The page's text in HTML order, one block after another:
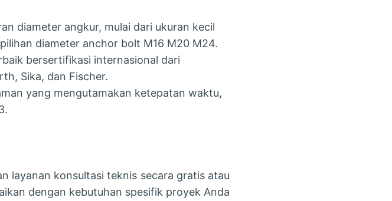
diameter angkur, mulai dari ukuran kecil
diameter anchor bolt M16 M20 M24.
bersertifikasi internasional dari
Sika, dan Fischer.
yang mengutamakan ketepatan waktu,
layanan konsultasi teknis secara gratis atau
dengan kebutuhan spesifik proyek Anda